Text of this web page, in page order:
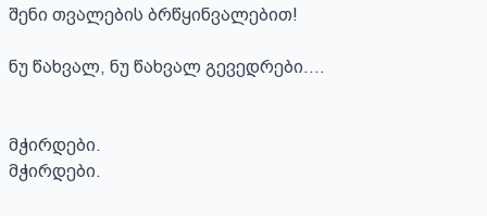
შენი თვალების ბრწყინვალებით!
ნუ წახვალ, ნუ წახვალ გევედრები....
მჭირდები.
მჭირდები.